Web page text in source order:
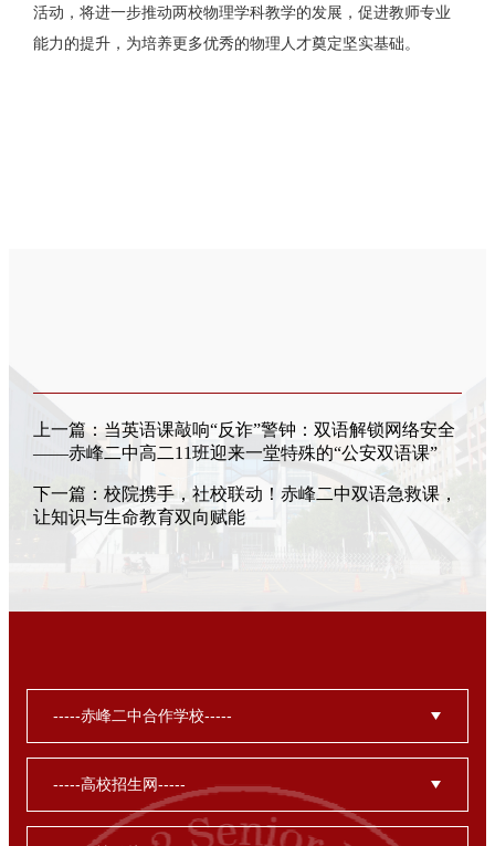
活动，将进一步推动两校物理学科教学的发展，促进教师专业
能力的提升，为培养更多优秀的物理人才奠定坚实基础。
上一篇： 当英语课敲响“反诈”警钟：双语解锁网络安全
——赤峰二中高二11班迎来一堂特殊的“公安双语课”
下一篇： 校院携手，社校联动！赤峰二中双语急救课，
让知识与生命教育双向赋能​